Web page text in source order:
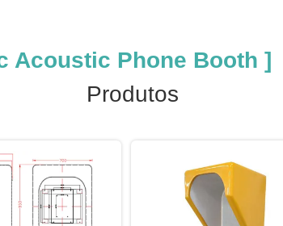
Acoustic Phone Booth ]
Produtos